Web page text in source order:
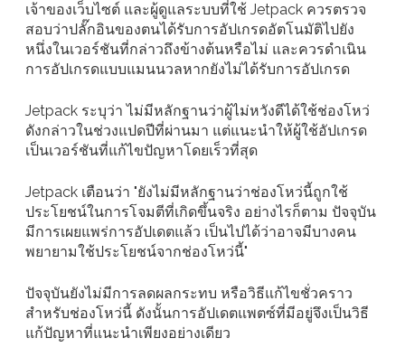
เจ้าของเว็บไซต์ และผู้ดูแลระบบที่ใช้ Jetpack ควรตรวจ
สอบว่าปลั๊กอินของตนได้รับการอัปเกรดอัตโนมัติไปยัง
หนึ่งในเวอร์ชันที่กล่าวถึงข้างต้นหรือไม่ และควรดำเนิน
การอัปเกรดแบบแมนนวลหากยังไม่ได้รับการอัปเกรด
Jetpack ระบุว่า ไม่มีหลักฐานว่าผู้ไม่หวังดีได้ใช้ช่องโหว่
ดังกล่าวในช่วงแปดปีที่ผ่านมา แต่แนะนำให้ผู้ใช้อัปเกรด
เป็นเวอร์ชันที่แก้ไขปัญหาโดยเร็วที่สุด
Jetpack เตือนว่า "ยังไม่มีหลักฐานว่าช่องโหว่นี้ถูกใช้
ประโยชน์ในการโจมตีที่เกิดขึ้นจริง อย่างไรก็ตาม ปัจจุบัน
มีการเผยแพร่การอัปเดตแล้ว เป็นไปได้ว่าอาจมีบางคน
พยายามใช้ประโยชน์จากช่องโหว่นี้"
ปัจจุบันยังไม่มีการลดผลกระทบ หรือวิธีแก้ไขชั่วคราว
สำหรับช่องโหว่นี้ ดังนั้นการอัปเดตแพตซ์ที่มีอยู่จึงเป็นวิธี
แก้ปัญหาที่แนะนำเพียงอย่างเดียว